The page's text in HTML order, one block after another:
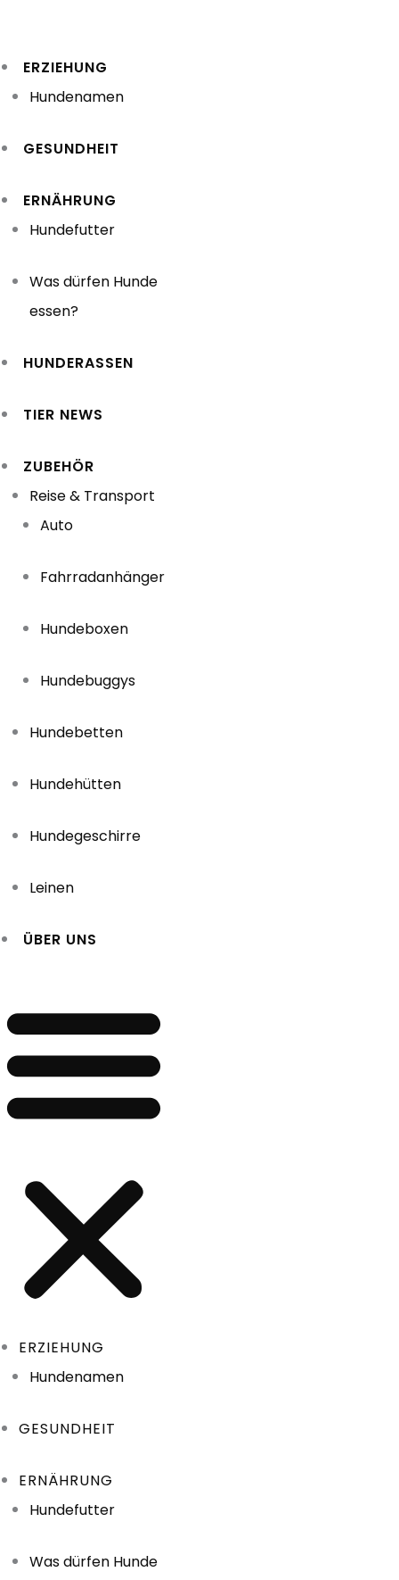
springen
ERZIEHUNG
Hundenamen
GESUNDHEIT
ERNÄHRUNG
Hundefutter
Was dürfen Hunde
essen?
HUNDERASSEN
TIER NEWS
ZUBEHÖR
Reise & Transport
Auto
Fahrradanhänger
Hundeboxen
Hundebuggys
Hundebetten
Hundehütten
Hundegeschirre
Leinen
ÜBER UNS
ERZIEHUNG
Hundenamen
GESUNDHEIT
ERNÄHRUNG
Hundefutter
Was dürfen Hunde